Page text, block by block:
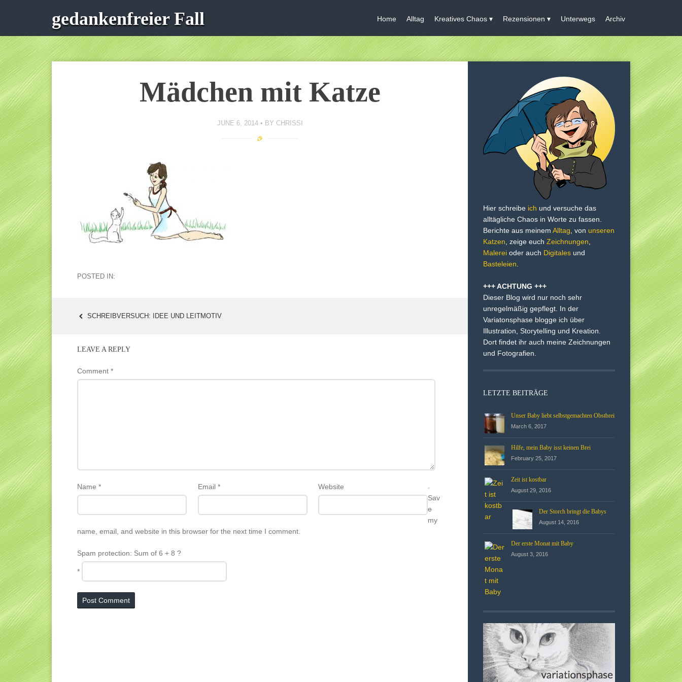
gedankenfreier Fall Home Alltag Kreatives Chaos Rezensionen Unterwegs Archiv
Mädchen mit Katze
JUNE 6, 2014 BY CHRISSI
POSTED IN:
POST
SCHREIBVERSUCH: IDEE UND LEITMOTIV
LEAVE A REPLY
Comment *
Name * Email *
Website
Sav
e
my
name, email, and website in this browser for the next time I comment.
Spam protection: Sum of 6 + 8 ?
*
Hier schreibe ich und versuche das
alltägliche Chaos in Worte zu fassen.
Berichte aus meinem Alltag , von unseren
Katzen , zeige euch Zeichnungen
Malerei oder auch Digitales und
Basteleien
+++ ACHTUNG +++
Dieser Blog wird nur noch sehr
unregelmäßig gepflegt. In der
Variatonsphase blogge ich über
Illustration, Storytelling und Kreation.
Dort findet ihr auch meine Zeichnungen
und Fotografien.
LETZTE BEITRÄGE
Unser Baby liebt selbstgemachten Obstbrei
March 6, 2017
Hilfe, mein Baby isst keinen Brei
February 25, 2017
Zeit ist kostbar
August 29, 2016
Der Storch bringt die Babys
August 14, 2016
Der erste Monat mit Baby
August 3, 2016